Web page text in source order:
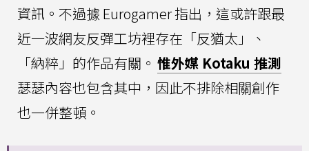
資訊。不過據 Eurogamer 指出，這或許跟最
近一波網友反彈工坊裡存在「反猶太」、
「納粹」的作品有關。 惟外媒 Kotaku 推測
瑟瑟內容也包含其中，因此不排除相關創作
也一併整頓。